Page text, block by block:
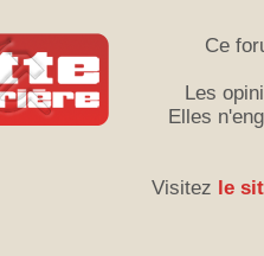
Ce
Les
Elles
Visitez le